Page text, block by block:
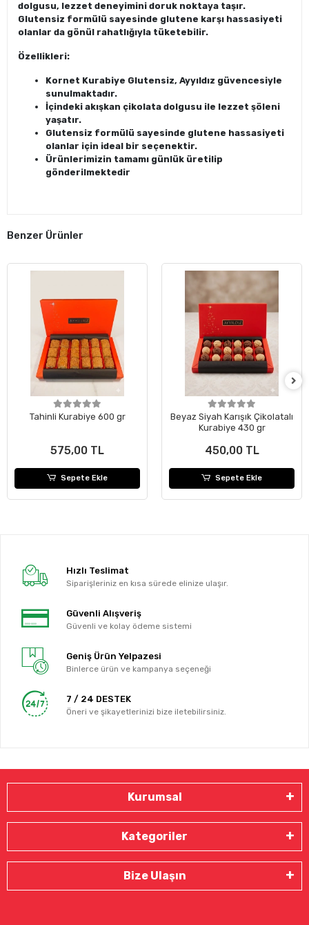
dolgusu, lezzet deneyimini doruk noktaya taşır.
Glutensiz formülü sayesinde glutene karşı hassasiyeti
olanlar da gönül rahatlığıyla tüketebilir.
Özellikleri:
Kornet Kurabiye Glutensiz, Ayyıldız güvencesiyle
sunulmaktadır.
İçindeki akışkan çikolata dolgusu ile lezzet şöleni
yaşatır.
Glutensiz formülü sayesinde glutene hassasiyeti
olanlar için ideal bir seçenektir.
Ürünlerimizin tamamı günlük üretilip
gönderilmektedir
Benzer Ürünler
Tahinli Kurabiye 600 gr
575,00 TL
Sepete Ekle
Beyaz Siyah Karışık Çikolatalı
Kurabiye 430 gr
450,00 TL
Sepete Ekle
Hızlı Teslimat
Siparişleriniz en kısa sürede elinize ulaşır.
Güvenli Alışveriş
Güvenli ve kolay ödeme sistemi
Geniş Ürün Yelpazesi
Binlerce ürün ve kampanya seçeneği
7 / 24 DESTEK
Öneri ve şikayetlerinizi bize iletebilirsiniz.
Kurumsal
Kategoriler
Bize Ulaşın